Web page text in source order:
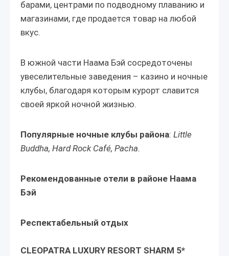
барами, центрами по подводному плаванию и
магазинами, где продается товар на любой
вкус.
В южной части Наама Бэй сосредоточены
увеселительные заведения – казино и ночные
клубы, благодаря которым курорт славится
своей яркой ночной жизнью.
Популярные ночные клубы района: Little
Buddha, Hard Rock Café, Pacha.
Рекомендованные отели в районе Наама
Бэй
Респектабельный отдых
CLEOPATRA LUXURY RESORT SHARM 5*